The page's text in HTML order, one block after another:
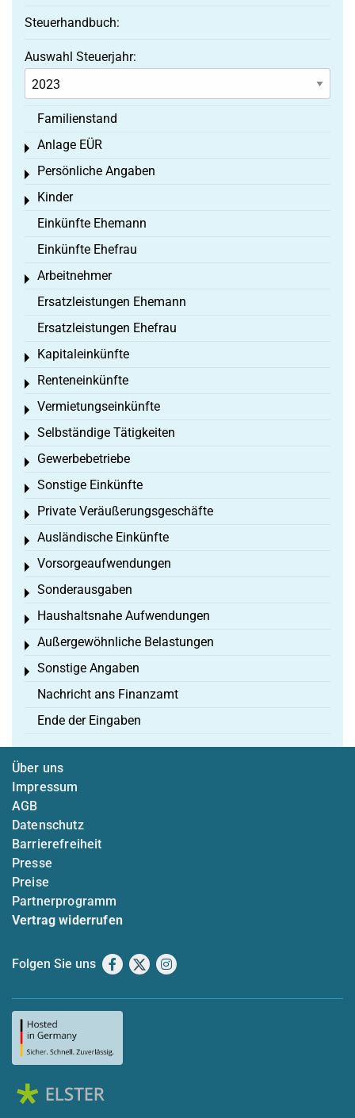
Steuerhandbuch:
Auswahl Steuerjahr:
Familienstand
Anlage EÜR
Toggle menu
Persönliche Angaben
Toggle menu
Kinder
Toggle menu
Einkünfte Ehemann
Einkünfte Ehefrau
Arbeitnehmer
Toggle menu
Ersatzleistungen Ehemann
Ersatzleistungen Ehefrau
Kapitaleinkünfte
Toggle menu
Renteneinkünfte
Toggle menu
Vermietungseinkünfte
Toggle menu
Selbständige Tätigkeiten
Toggle menu
Gewerbebetriebe
Toggle menu
Sonstige Einkünfte
Toggle menu
Private Veräußerungsgeschäfte
Toggle menu
Ausländische Einkünfte
Toggle menu
Vorsorgeaufwendungen
Toggle menu
Sonderausgaben
Toggle menu
Haushaltsnahe Aufwendungen
Toggle menu
Außergewöhnliche Belastungen
Toggle menu
Sonstige Angaben
Toggle menu
Nachricht ans Finanzamt
Ende der Eingaben
Über uns
Impressum
AGB
Datenschutz
Barrierefreiheit
Presse
Preise
Partnerprogramm
Vertrag widerrufen
Folgen Sie uns Facebook
X Instagram